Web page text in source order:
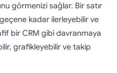
görmenizi sağlar. Bir satır
kadar ilerleyebilir ve
bir CRM gibi davranmaya
grafikleyebilir ve takip